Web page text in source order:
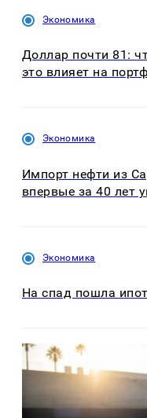
Экономика
Доллар почти 81:
это влияет на
Экономика
Импорт нефти из
впервые за 40 лет
Экономика
На спад пошла